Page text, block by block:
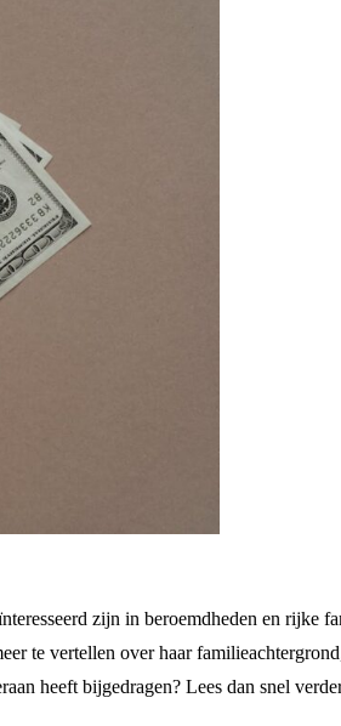
zijn in beroemdheden en rijke
te vertellen over haar
heeft bijgedragen? Lees dan snel